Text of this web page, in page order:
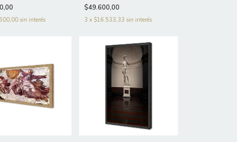
sin interés
$49.600,00
3 x $16.533,33 sin interés